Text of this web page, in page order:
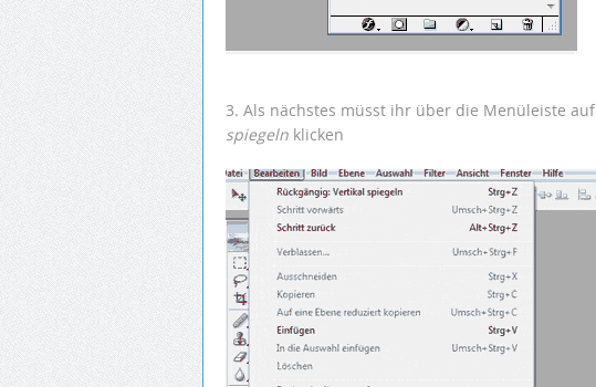
3. Als nächstes müsst ihr über die Menüleiste auf
spiegeln klicken